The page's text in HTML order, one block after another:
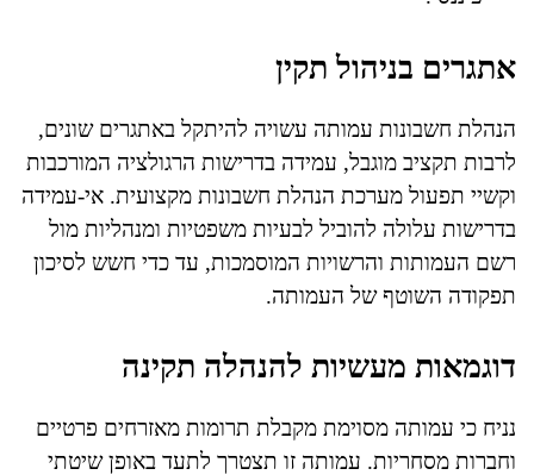
אתגרים בניהול תקין
הנהלת חשבונות עמותה עשויה להיתקל באתגרים שונים,
לרבות תקציב מוגבל, עמידה בדרישות הרגולציה המורכבות
וקשיי תפעול מערכת הנהלת חשבונות מקצועית. אי-עמידה
בדרישות עלולה להוביל לבעיות משפטיות ומנהליות מול
רשם העמותות והרשויות המוסמכות, עד כדי חשש לסיכון
תפקודה השוטף של העמותה.
דוגמאות מעשיות להנהלה תקינה
נניח כי עמותה מסוימת מקבלת תרומות מאזרחים פרטיים
וחברות מסחריות. עמותה זו תצטרך לתעד באופן שיטתי